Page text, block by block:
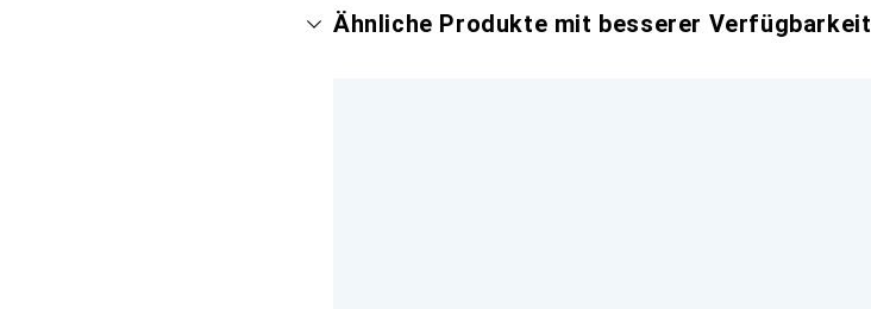
Ähnliche Produkte mit besserer Verfügbarkeit